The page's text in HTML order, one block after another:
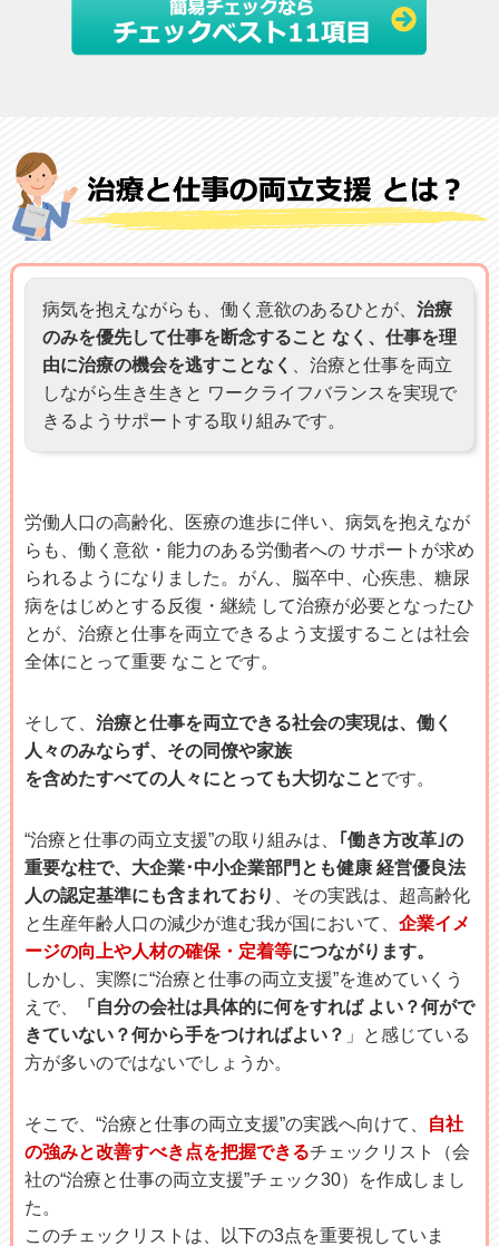
病気を抱えながらも、働く意欲のあるひとが、 治療
のみを優先して仕事を断念すること なく、仕事を理
由に治療の機会を逃すことなく
、治療と仕事を両立
しながら生き生きと ワークライフバランスを実現で
きるようサポートする取り組みです。
労働人口の高齢化、医療の進歩に伴い、病気を抱えなが
らも、働く意欲・能力のある労働者への サポートが求め
られるようになりました。がん、脳卒中、心疾患、糖尿
病をはじめとする反復・継続 して治療が必要となったひ
とが、治療と仕事を両立できるよう支援することは社会
全体にとって重要 なことです。
そして、 治療と仕事を両立できる社会の実現は、働く
人々のみならず、その同僚や家族
を含めたすべての人々にとっても大切なことです。
“治療と仕事の両立支援”の取り組みは、
｢働き方改革｣の
重要な柱で、大企業･中小企業部門とも健康 経営優良法
人の認定基準にも含まれており
、その実践は、超高齢化
と生産年齢人口の減少が進む我が国において、 企業イメ
ージの向上や人材の確保・定着等につながります。
しかし、実際に“治療と仕事の両立支援”を進めていくう
えで、
「自分の会社は具体的に何をすれば よい？何がで
きていない？何から手をつければよい？ 」と感じている
方が多いのではないでしょうか。
そこで、“治療と仕事の両立支援”の実践へ向けて、
自社
の強みと改善すべき点を把握できるチェックリスト（会
社の“治療と仕事の両立支援”チェック30）を作成しまし
た。
このチェックリストは、以下の3点を重要視していま